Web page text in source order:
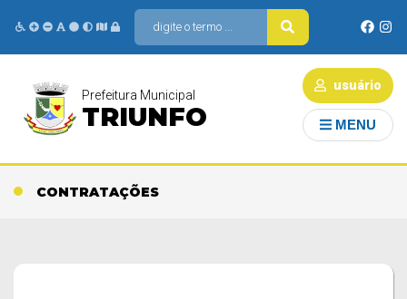
usuário
Prefeitura Municipal
TRIUNFO MENU
CONTRATAÇÕES